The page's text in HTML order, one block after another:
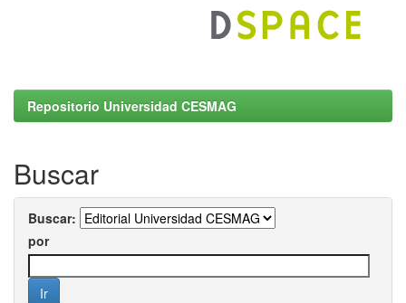
Repositorio Universidad CESMAG
Buscar
Buscar:
por